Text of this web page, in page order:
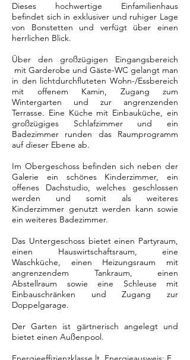
Dieses hochwertige Einfamilienhaus
befindet sich in exklusiver und ruhiger Lage
von Bonstetten und verfügt über einen
herrlichen Blick.
Über den großzügigen Eingangsbereich
mit Garderobe und Gäste-WC gelangt man
in den lichtdurchfluteten Wohn-/Essbereich
mit offenem Kamin, Zugang zum
Wintergarten und zur angrenzenden
Terrasse. Eine Küche mit Einbauküche, ein
großzügiges Schlafzimmer und ein
Badezimmer runden das Raumprogramm
auf dieser Ebene ab.
Im Obergeschoss befinden sich neben der
Galerie ein schönes Kinderzimmer, ein
offenes Dachstudio, welches geschlossen
werden und somit als weiteres
Kinderzimmer genutzt werden kann sowie
ein weiteres Badezimmer.
Das Untergeschoss bietet einen Partyraum,
einen Hauswirtschaftsraum, eine
Waschküche, einen Heizungsraum mit
angrenzendem Tankraum, einen
Abstellraum sowie eine Schleuse mit
Einbauschränken und Zugang zur
Doppelgarage.
Der Garten ist gärtnerisch angelegt und
bietet einen Außenpool.